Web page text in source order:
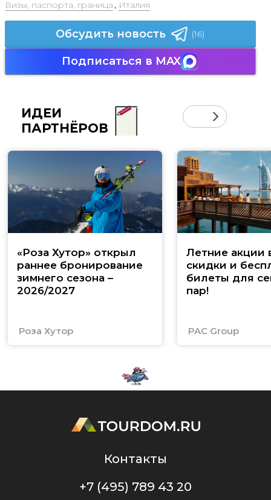
Визы, паспорта, граница , Италия
Обсудить новость (16)
Подписаться в MAX
ИДЕИ
ПАРТНЁРОВ
«Роза Хутор» открыл
раннее бронирование
зимнего сезона –
2026/2027
Роза Хутор
Летние акции
скидки и
билеты для
пар!
PAC Group
Контакты
+7 (495) 789 43 20